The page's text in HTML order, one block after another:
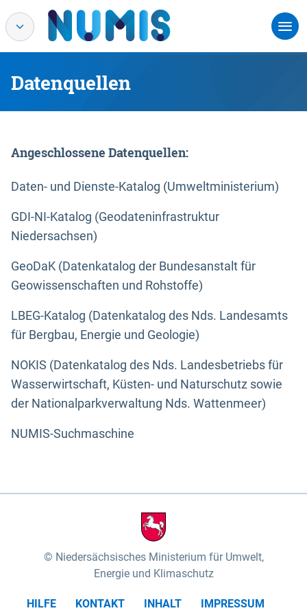
Datenquellen
Angeschlossene Datenquellen:
Daten- und Dienste-Katalog (Umweltministerium)
GDI-NI-Katalog (Geodateninfrastruktur
Niedersachsen)
GeoDaK (Datenkatalog der Bundesanstalt für
Geowissenschaften und Rohstoffe)
LBEG-Katalog (Datenkatalog des Nds. Landesamts
für Bergbau, Energie und Geologie)
NOKIS (Datenkatalog des Nds. Landesbetriebs für
Wasserwirtschaft, Küsten- und Naturschutz sowie
der Nationalparkverwaltung Nds. Wattenmeer)
NUMIS-Suchmaschine
Niedersächsisches Ministerium für Umwelt,
Energie und Klimaschutz
HILFE KONTAKT INHALT
IMPRESSUM